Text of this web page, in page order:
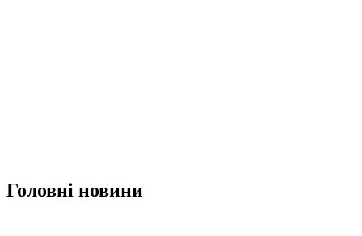
Головні новини